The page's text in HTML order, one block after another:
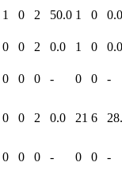
1 0 2 50.0 1 0 0.0
0 0 2 0.0 1 0 0.0
0 0 0 - 0 0 -
0 0 2 0.0 21 6
0 0 0 - 0 0 -